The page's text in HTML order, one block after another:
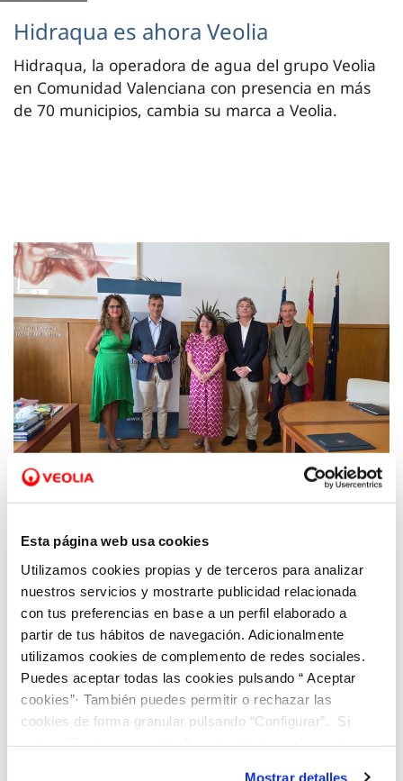
Esta página web usa cookies
Utilizamos cookies propias y de terceros para analizar
nuestros servicios y mostrarte publicidad relacionada
con tus preferencias en base a un perfil elaborado a
partir de tus hábitos de navegación. Adicionalmente
utilizamos cookies de complemento de redes sociales.
Puedes aceptar todas las cookies pulsando “ Aceptar
cookies”· También puedes permitir o rechazar las
cookies de forma granular pulsando “Configurar”. Si
Mostrar detalles
Hidraqua es ahora Veolia
Hidraqua, la operadora de agua del grupo Veolia
en Comunidad Valenciana con presencia en más
de 70 municipios, cambia su marca a Veolia.
23 JUL 2026
Comunitat Valenciana renuevan su
convenio destinado a impulsar la
accesibilidad de la programación cultural
universitaria